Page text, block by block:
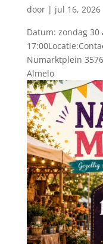
door | jul 16, 2026
Datum: zondag 30
Numarktplein
Almelo